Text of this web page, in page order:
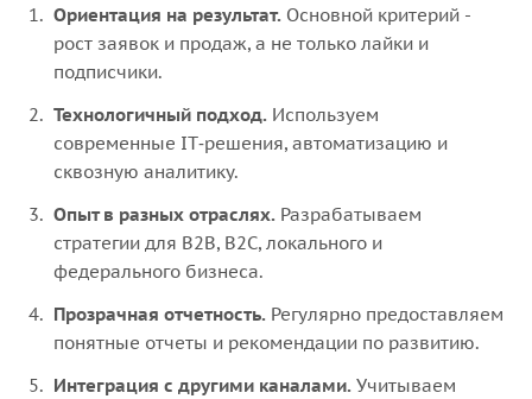
Ориентация на результат. Основной критерий -
рост заявок и продаж, а не только лайки и
подписчики.
Технологичный подход. Используем
современные IT‑решения, автоматизацию и
сквозную аналитику.
Опыт в разных отраслях. Разрабатываем
стратегии для B2B, B2C, локального и
федерального бизнеса.
Прозрачная отчетность. Регулярно предоставляем
понятные отчеты и рекомендации по развитию.
Интеграция с другими каналами. Учитываем